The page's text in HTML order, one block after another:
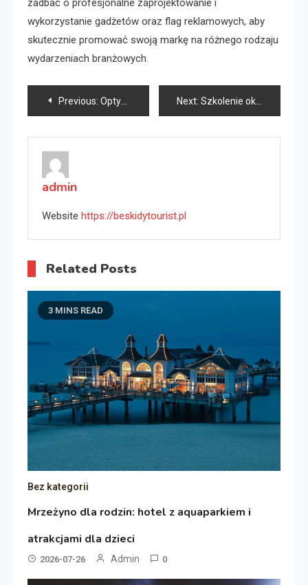
zadbać o profesjonalne zaprojektowanie i
wykorzystanie gadżetów oraz flag reklamowych, aby
skutecznie promować swoją markę na różnego rodzaju
wydarzeniach branżowych.
Nawigacja
wpisu
Previous: Optymalizacja magazynu: W jaki sposób układnice paletowe wpływają na efektywność intralogistyki? Next: Szkolenie oklejania aut oraz zalety folii PPF w studio detailingowym
admin
Website https://beskidytourist.pl
Related Posts
3 MINS READ
Bez kategorii
Mrzeżyno dla rodzin: hotel z aquaparkiem i
atrakcjami dla dzieci
2026-07-26 Admin 0